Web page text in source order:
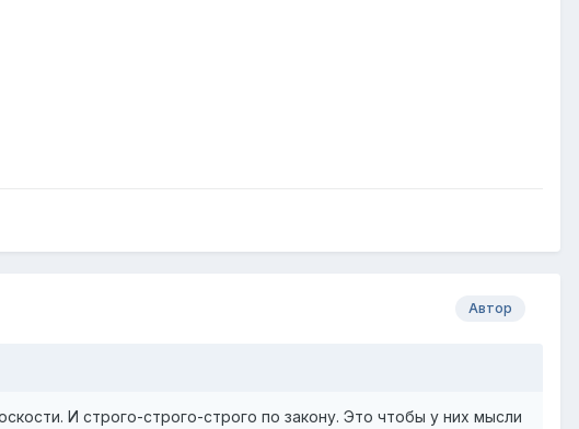
Автор
И строго-строго-строго по закону. Это чтобы у них мысли